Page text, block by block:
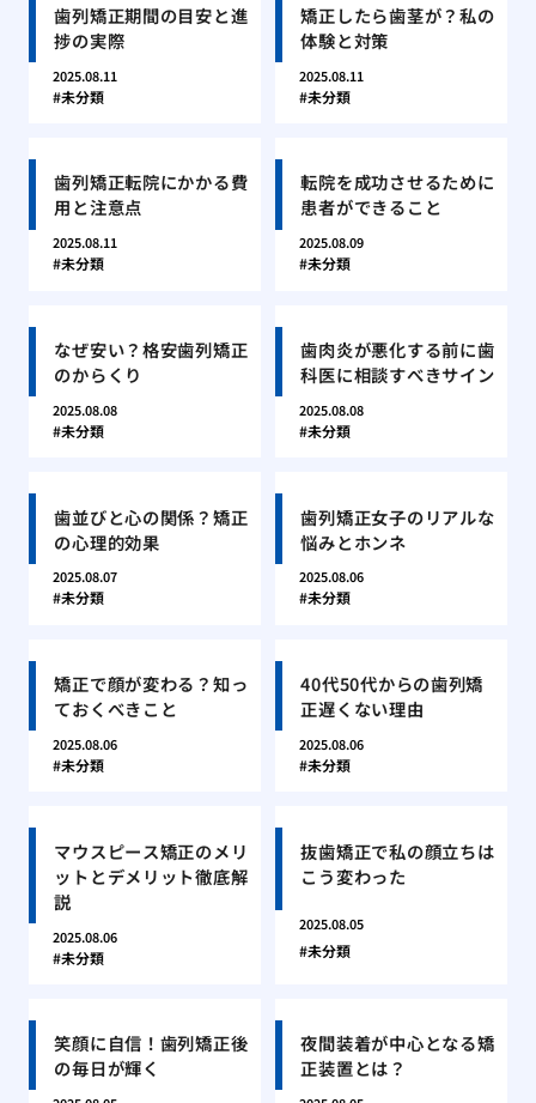
歯列矯正期間の目安と進
捗の実際
2025.08.11
未分類
矯正したら歯茎が？私の
体験と対策
2025.08.11
未分類
歯列矯正転院にかかる費
用と注意点
2025.08.11
未分類
転院を成功させるために
患者ができること
2025.08.09
未分類
なぜ安い？格安歯列矯正
のからくり
2025.08.08
未分類
歯肉炎が悪化する前に歯
科医に相談すべきサイン
2025.08.08
未分類
歯並びと心の関係？矯正
の心理的効果
2025.08.07
未分類
歯列矯正女子のリアルな
悩みとホンネ
2025.08.06
未分類
矯正で顔が変わる？知っ
ておくべきこと
2025.08.06
未分類
40代50代からの歯列矯
正遅くない理由
2025.08.06
未分類
マウスピース矯正のメリ
ットとデメリット徹底解
説
2025.08.06
未分類
抜歯矯正で私の顔立ちは
こう変わった
2025.08.05
未分類
笑顔に自信！歯列矯正後
の毎日が輝く
夜間装着が中心となる矯
正装置とは？